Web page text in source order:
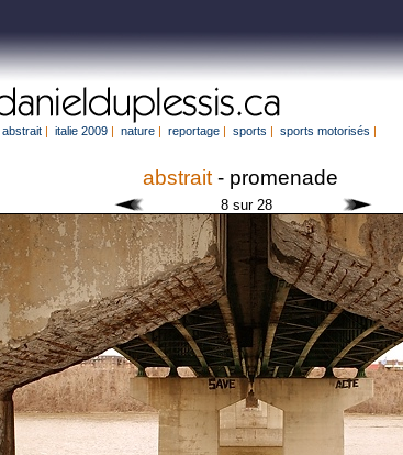
abstrait | italie 2009 | nature | reportage | sports | sports motorisés |
abstrait - promenade
8 sur 28